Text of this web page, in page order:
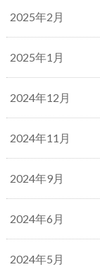
2025年2月
2025年1月
2024年12月
2024年11月
2024年9月
2024年6月
2024年5月